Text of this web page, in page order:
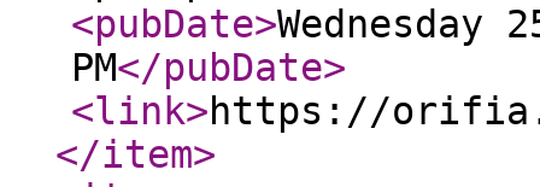
<pubDate>Wednesday
PM</pubDate>
<link>https://
</item>